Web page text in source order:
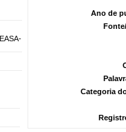
Ano de
Categoria